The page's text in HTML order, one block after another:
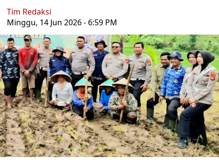
Tim Redaksi
Minggu, 14 Jun 2026 - 6:59 PM